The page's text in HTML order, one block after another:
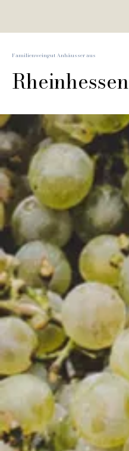
Rheinhessen
Familienweingut Anhäusser aus